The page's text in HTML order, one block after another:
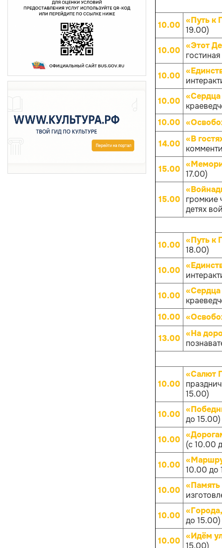
10.00 «Путь к
19.00)
10.00 «Этот
гостиная
10.00
10.00 «Сердца
10.00
14.00 «В
15.00 17.00)
15.00
громкие
детях
10.00 «Путь к
18.00)
10.00
10.00 «Сердца
10.00
13.00 «На
10.00
«Салют
15.00)
10.00 до 15.00)
10.00
(с 10.00
10.00 10.00 до
10.00
10.00 до 15.00)
10.00 «Идём
15.00)